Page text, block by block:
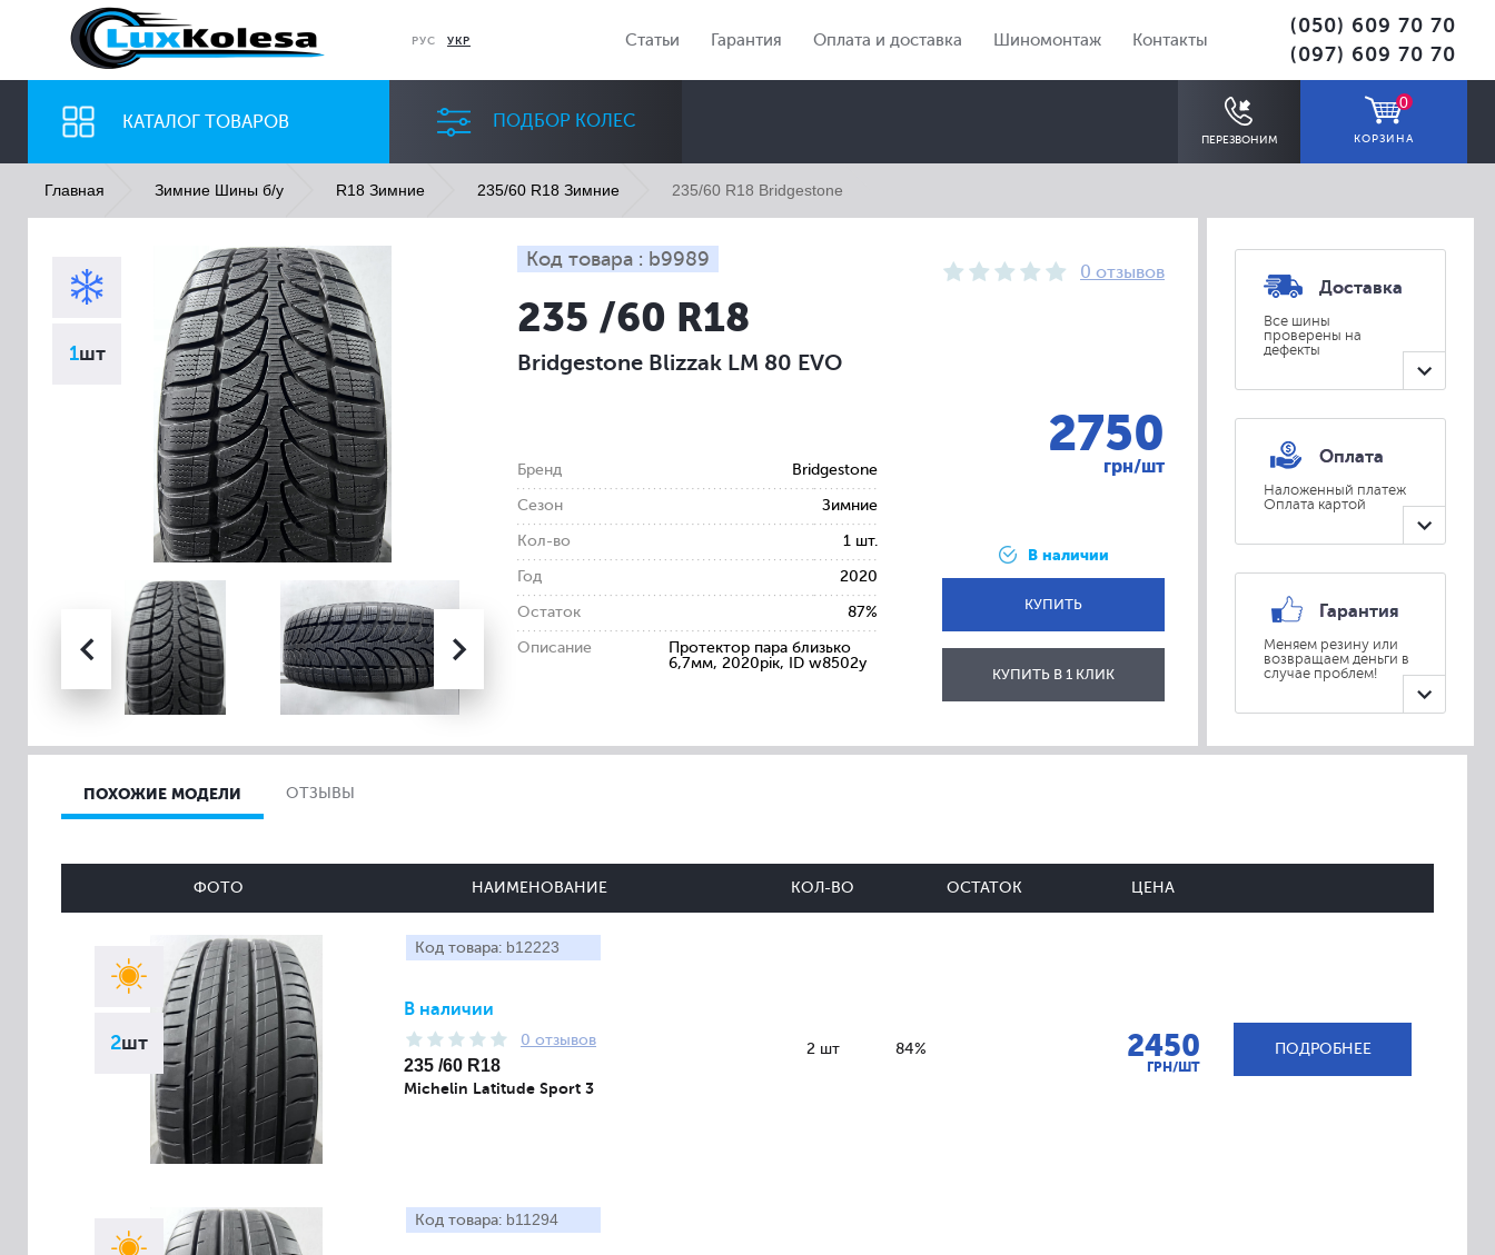
РУС УКР Статьи Гарантия Оплата и доставка Шиномонтаж Контакты
(050) 609 70 70
(097) 609 70 70
КАТАЛОГ ТОВАРОВ ПОДБОР КОЛЕС
ПЕРЕЗВОНИМ
0
КОРЗИНА
ШИНЫ ДИСКИ
Ширина
Все
Профиль
Все
Диаметр
Все
Сезон
Все
Главная Зимние Шины б/у R18 Зимние 235/60 R18 Зимние 235/60 R18 Bridgestone
1шт
Код товара : b9989
0 отзывов
235 /60 R18
Bridgestone Blizzak LM 80 EVO
Бренд Bridgestone
Сезон Зимние
Кол-во 1 шт.
Год 2020
Остаток 87%
Описание
Протектор пара близько
6,7мм, 2020рік, ID w8502y
2750
грн/шт
В наличии
КУПИТЬ
ОТПРАВИТЬ
КУПИТЬ В 1 КЛИК
Доставка
Все шины
проверены на
дефекты
Оплата
Наложенный платеж
Оплата картой
Гарантия
Меняем резину или
возвращаем деньги в
случае проблем!
ПОХОЖИЕ МОДЕЛИ ОТЗЫВЫ
ФОТО НАИМЕНОВАНИЕ КОЛ-ВО ОСТАТОК ЦЕНА
2шт
Код товара: b12223
В наличии
0 отзывов
235 /60 R18
Michelin Latitude Sport 3
2 шт 84% 2450
ГРН/ШТ
ПОДРОБНЕЕ
Код товара: b11294